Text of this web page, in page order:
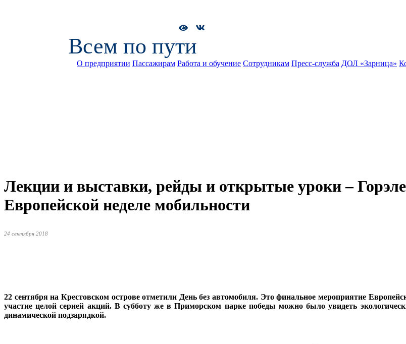
Всем по пути
О предприятии Пассажирам Работа и обучение Сотрудникам Пресс-служба ДОЛ «Зарница»
Лекции и выставки, рейды и открытые уроки –
Европейской неделе мобильности
24 сентября 2018
22 сентября на Крестовском острове отметили День без автомобиля. Это финальное мероприятие
участие целой серией акций. В субботу же в Приморском парке победы можно было увидеть
динамической подзарядкой.